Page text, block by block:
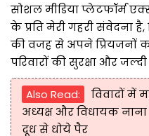
सोशल मीडिया प्लेटफॉर्म
के प्रति मेरी गहरी संवेदना है,
की वजह से अपने प्रियजनों
परिवारों की सुरक्षा और
Also Read:
विवादों में
अध्यक्ष और विधायक
दूध से धोये पैर